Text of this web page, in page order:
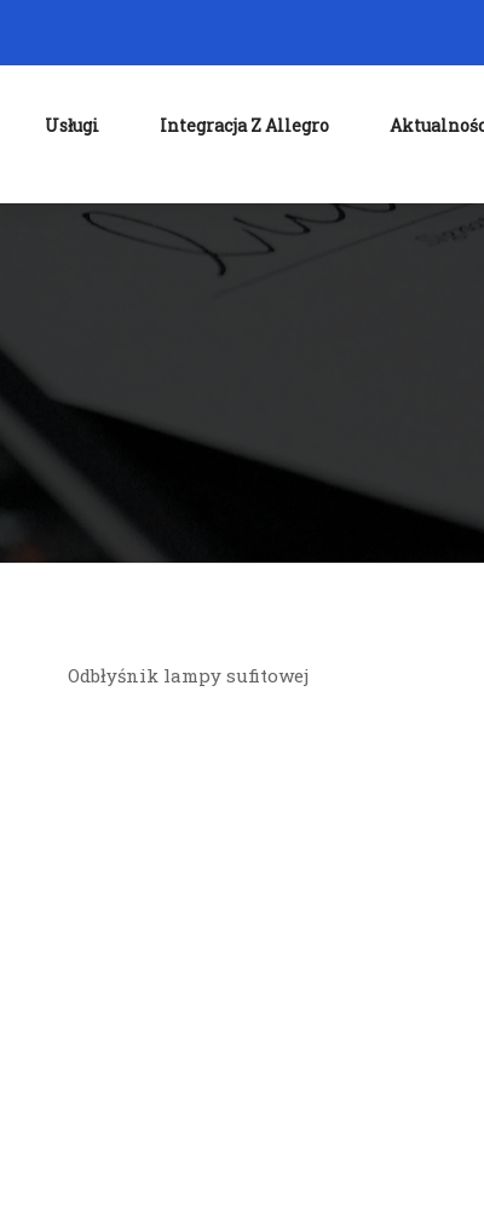
Usługi Integracja Z Allegro
Odbłyśnik lampy sufitowej